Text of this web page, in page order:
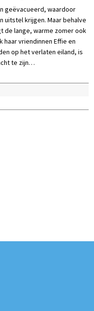
geëvacueerd, waardoor
uitstel krijgen. Maar behalve
de lange, warme zomer ook
haar vriendinnen Effie en
op het verlaten eiland, is
te zijn…